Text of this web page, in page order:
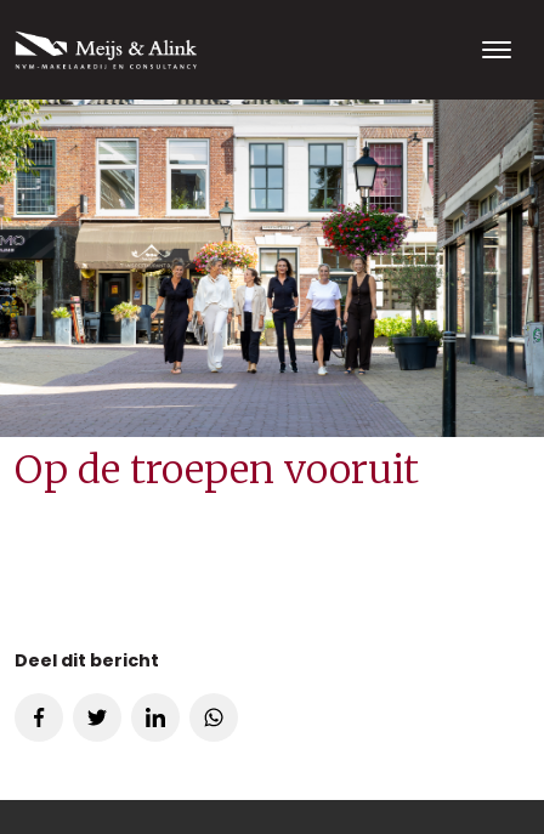
Op de troepen vooruit
Deel dit bericht